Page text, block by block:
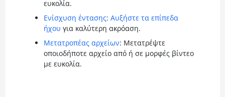
ευκολία.
Ενίσχυση έντασης: Αυξήστε τα επίπεδα
ήχου για καλύτερη ακρόαση.
Μετατροπέας αρχείων: Μετατρέψτε
οποιοδήποτε αρχείο από ή σε μορφές βίντεο
με ευκολία.